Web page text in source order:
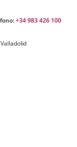
+34 983 426 100